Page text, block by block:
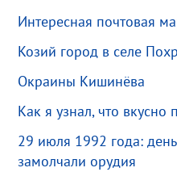
Интересная почтовая
Козий город в селе
Окраины Кишинёва
Как я узнал, что вкусно
29 июля 1992 года:
замолчали орудия